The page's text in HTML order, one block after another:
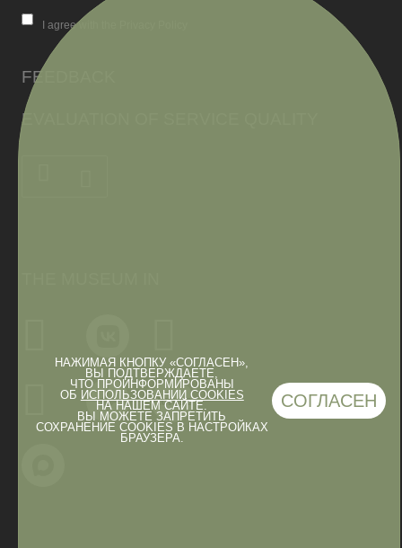
НАЖИМАЯ КНОПКУ «СОГЛАСЕН»,
ВЫ ПОДТВЕРЖДАЕТЕ,
ЧТО ПРОИНФОРМИРОВАНЫ
ОБ ИСПОЛЬЗОВАНИИ COOKIES
НА НАШЕМ САЙТЕ.
ВЫ МОЖЕТЕ ЗАПРЕТИТЬ
СОХРАНЕНИЕ COOKIES В НАСТРОЙКАХ
БРАУЗЕРА.
СОГЛАСЕН
I agree with the Privacy Policy
FEEDBACK
EVALUATION OF SERVICE QUALITY